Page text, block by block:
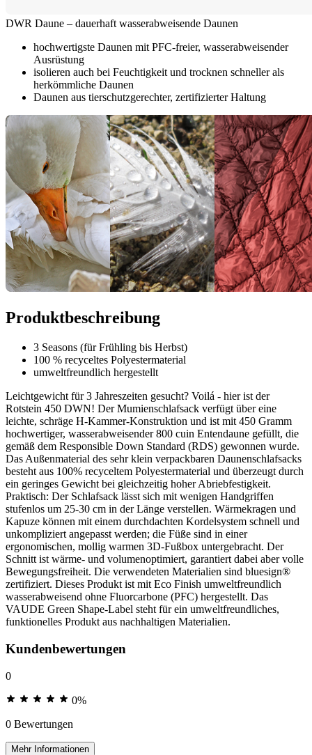
DWR Daune – dauerhaft wasserabweisende Daunen
hochwertigste Daunen mit PFC-freier, wasserabweisender
Ausrüstung
isolieren auch bei Feuchtigkeit und trocknen schneller als
herkömmliche Daunen
Daunen aus tierschutzgerechter, zertifizierter Haltung
Produktbeschreibung
3 Seasons (für Frühling bis Herbst)
100 % recyceltes Polyestermaterial
umweltfreundlich hergestellt
Leichtgewicht für 3 Jahreszeiten gesucht? Voilá - hier ist der
Rotstein 450 DWN! Der Mumienschlafsack verfügt über eine
leichte, schräge H-Kammer-Konstruktion und ist mit 450 Gramm
hochwertiger, wasserabweisender 800 cuin Entendaune gefüllt, die
gemäß dem Responsible Down Standard (RDS) gewonnen wurde.
Das Außenmaterial des sehr klein verpackbaren Daunenschlafsacks
besteht aus 100% recyceltem Polyestermaterial und überzeugt durch
ein geringes Gewicht bei gleichzeitig hoher Abriebfestigkeit.
Praktisch: Der Schlafsack lässt sich mit wenigen Handgriffen
stufenlos um 25-30 cm in der Länge verstellen. Wärmekragen und
Kapuze können mit einem durchdachten Kordelsystem schnell und
unkompliziert angepasst werden; die Füße sind in einer
ergonomischen, mollig warmen 3D-Fußbox untergebracht. Der
Schnitt ist wärme- und volumenoptimiert, garantiert dabei aber volle
Bewegungsfreiheit. Die verwendeten Materialien sind bluesign®
zertifiziert. Dieses Produkt ist mit Eco Finish umweltfreundlich
wasserabweisend ohne Fluorcarbone (PFC) hergestellt. Das
VAUDE Green Shape-Label steht für ein umweltfreundliches,
funktionelles Produkt aus nachhaltigen Materialien.
Kundenbewertungen
0
0%
0 Bewertungen
Mehr Informationen